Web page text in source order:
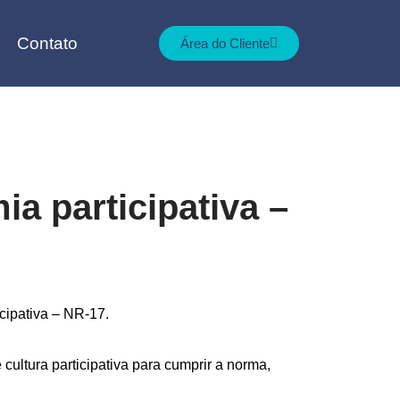
Área do Cliente
Contato
participativa –
– NR-17.
participativa para cumprir a norma,